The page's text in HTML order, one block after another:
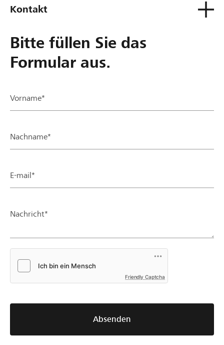
Kontakt
Bitte füllen Sie das
Formular aus.
Vorname*
Nachname*
E-mail*
Nachricht*
Friendly Captcha
Absenden